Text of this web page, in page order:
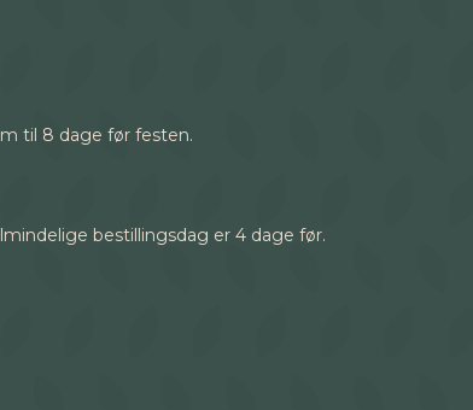
til 8 dage før festen.
bestillingsdag er 4 dage før.